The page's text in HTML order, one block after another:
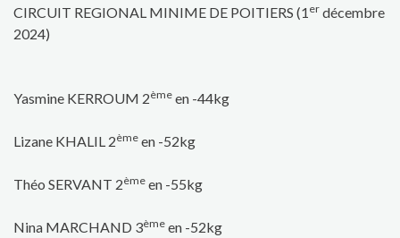
CIRCUIT REGIONAL MINIME DE POITIERS (1 er décembre
2024)
Yasmine KERROUM 2ème en -44kg
Lizane KHALIL 2ème en -52kg
Théo SERVANT 2ème en -55kg
Nina MARCHAND 3ème en -52kg